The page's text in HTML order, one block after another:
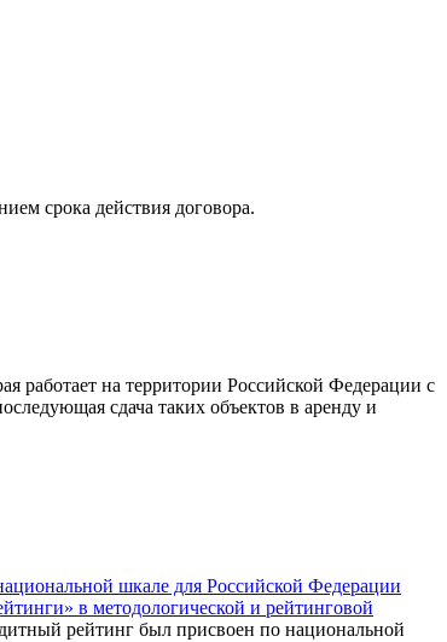
срока действия договора.
работает на территории Российской Федерации с
сдача таких объектов в аренду и
шкале для Российской Федерации
в методологической и рейтинговой
рейтинг был присвоен по национальной